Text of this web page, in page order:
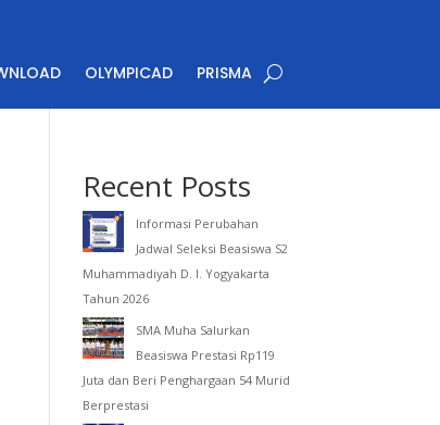
OLYMPICAD PRISMA
Recent Posts
Informasi Perubahan
Jadwal Seleksi Beasiswa S2
Muhammadiyah D. I. Yogyakarta
Tahun 2026
SMA Muha Salurkan
Beasiswa Prestasi Rp119
Juta dan Beri Penghargaan 54 Murid
Berprestasi